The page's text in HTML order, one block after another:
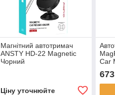
Магнітний автотримач
ANSTY HD-22 Magnetic
Чорний
Ціну уточнюйте
Car
673